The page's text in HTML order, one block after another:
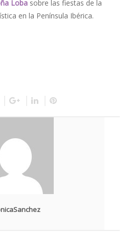
Loba sobre las fiestas de la
en la Península Ibérica.